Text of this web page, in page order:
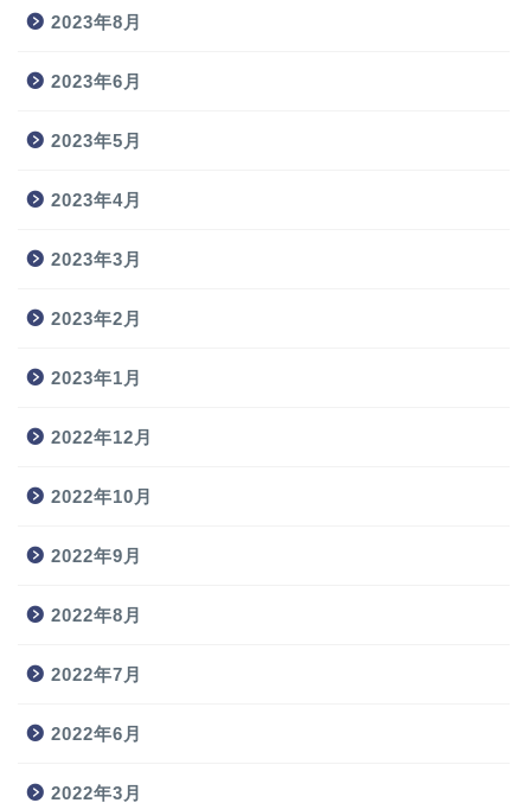
2023年8月
2023年6月
2023年5月
2023年4月
2023年3月
2023年2月
2023年1月
2022年12月
2022年10月
2022年9月
2022年8月
2022年7月
2022年6月
2022年3月